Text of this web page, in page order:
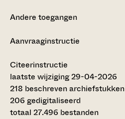
Andere toegangen
Aanvraaginstructie
Citeerinstructie
laatste wijziging 29-04-2026
218 beschreven archiefstukken
206 gedigitaliseerd
totaal 27.496 bestanden